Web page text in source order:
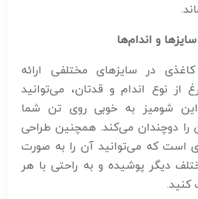
و اندام‌ها
در سایزهای مختلفی ارائه
از نوع اندام و قدتان، می‌توانید
شومیز به خوبی روی تن شما
را دوچندان می‌کند. همچنین طراحی
است که می‌توانید آن را به صورت
دیگر پوشیده و به راحتی با هر
کنید.